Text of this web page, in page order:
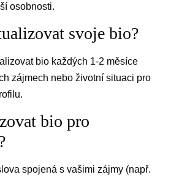
osobnosti.
svoje bio?
bio každých 1-2 měsíce
zájmech nebo životní situaci pro
bio pro
spojená s vašimi zájmy (např.